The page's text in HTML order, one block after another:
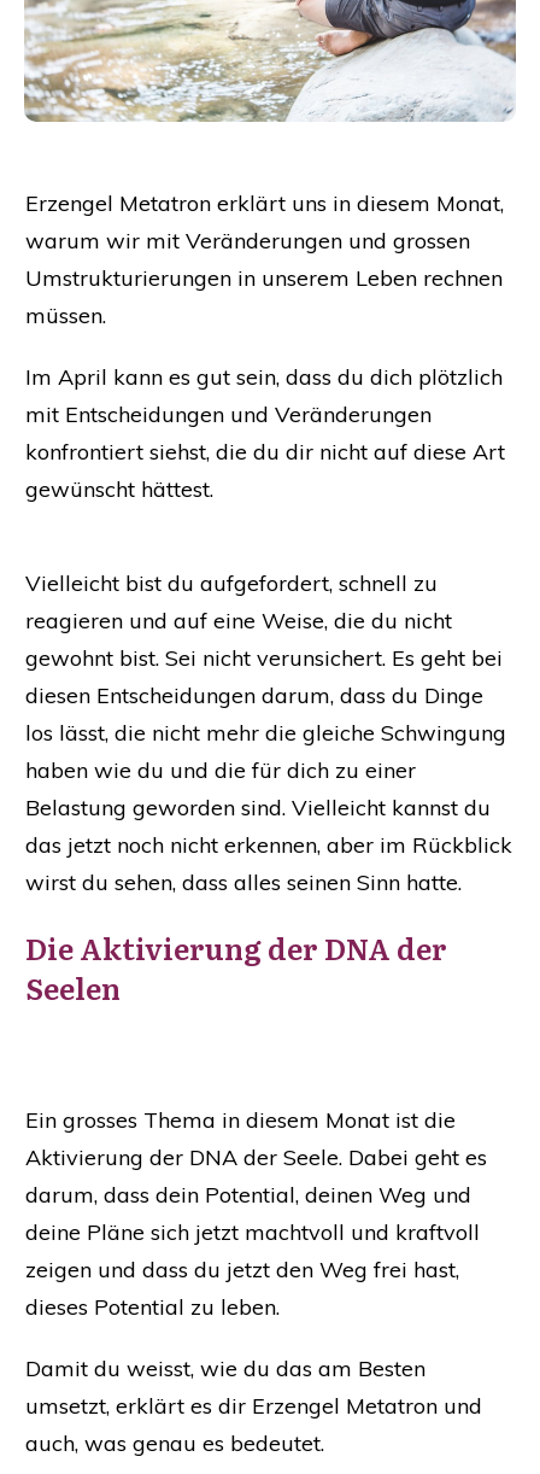
Erzengel Metatron erklärt uns in diesem Monat,
warum wir mit Veränderungen und grossen
Umstrukturierungen in unserem Leben rechnen
müssen.
Im April kann es gut sein, dass du dich plötzlich
mit Entscheidungen und Veränderungen
konfrontiert siehst, die du dir nicht auf diese Art
gewünscht hättest.
​Vielleicht bist du aufgefordert, schnell zu
reagieren und auf eine Weise, die du nicht
gewohnt bist. Sei nicht verunsichert. Es geht bei
diesen Entscheidungen darum, dass du Dinge
los lässt, die nicht mehr die gleiche Schwingung
haben wie du und die für dich zu einer
Belastung geworden sind. Vielleicht kannst du
das jetzt noch nicht erkennen, aber im Rückblick
wirst du sehen, dass alles seinen Sinn hatte.
Die Aktivierung der DNA der
Seelen
Ein grosses Thema in diesem Monat ist die
Aktivierung der DNA der Seele. Dabei geht es
darum, dass dein Potential, deinen Weg und
deine Pläne sich jetzt machtvoll und kraftvoll
zeigen und dass du jetzt den Weg frei hast,
dieses Potential zu leben.
Damit du weisst, wie du das am Besten
umsetzt, erklärt es dir Erzengel Metatron und
auch, was genau es bedeutet.